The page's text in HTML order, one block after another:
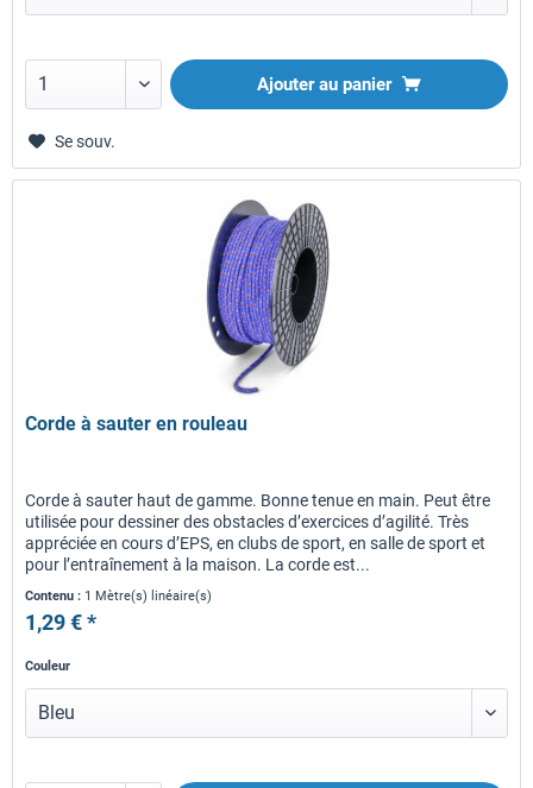
Ajouter au panier
Se souv.
Corde à sauter en rouleau
Corde à sauter haut de gamme. Bonne tenue en main. Peut être
utilisée pour dessiner des obstacles d’exercices d’agilité. Très
appréciée en cours d’EPS, en clubs de sport, en salle de sport et
pour l’entraînement à la maison. La corde est...
Contenu : 1 Mètre(s) linéaire(s)
1,29 € *
Couleur